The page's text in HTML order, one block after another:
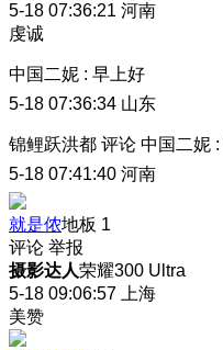
5-18 07:36:21 河南
虔诚
中国二妮 : 早上好
5-18 07:36:34 山东
锦鲤跃洪都 评论 中国二妮 :
5-18 07:41:40 河南
就是侬地板 1
评论 举报
摄影达人荣耀300 Ultra
5-18 09:06:57
上海
美赞